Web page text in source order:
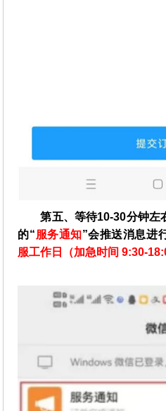
第五、等待10-30分钟左
的“服务通知”会推送消息进
服工作日（加急时间 9:30-